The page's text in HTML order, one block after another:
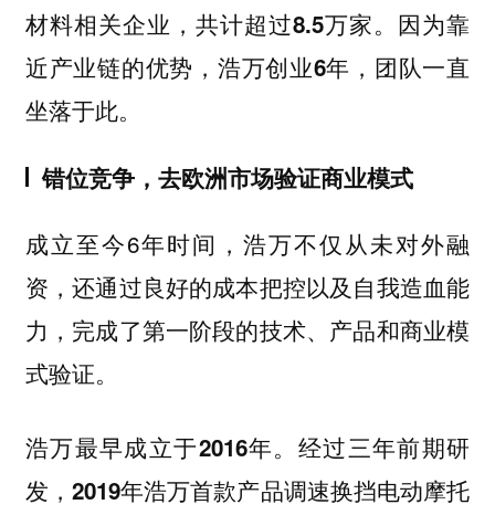
材料相关企业，共计超过8.5万家。因为靠
近产业链的优势，浩万创业6年，团队一直
坐落于此。
错位竞争，去欧洲市场验证商业模式
成立至今6年时间，浩万不仅从未对外融
资，还通过良好的成本把控以及自我造血能
力，完成了第一阶段的技术、产品和商业模
式验证。
浩万最早成立于2016年。经过三年前期研
发，2019年浩万首款产品调速换挡电动摩托